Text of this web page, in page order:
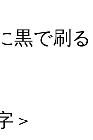
黒で刷
＞